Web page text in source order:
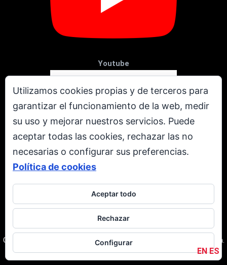
EN ES
Utilizamos cookies propias y de terceros para
garantizar el funcionamiento de la web, medir
su uso y mejorar nuestros servicios. Puede
aceptar todas las cookies, rechazar las no
necesarias o configurar sus preferencias.
Política de cookies
Aceptar todo
Rechazar
Configurar
Youtube
X
Todos los derechos reservados. © Copyright 2001 - 2026.
Corporación Televen C.A. RIF: J-00237616-3. Caracas | Venezuela.